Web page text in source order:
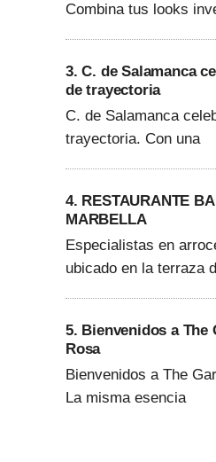
Combina tus looks
3. C. de Salamanca
de trayectoria
C. de Salamanca
trayectoria. Con una
4. RESTAURANTE
MARBELLA
Especialistas en
ubicado en la terraza
5. Bienvenidos a The
Rosa
Bienvenidos a The
La misma esencia